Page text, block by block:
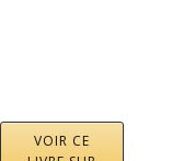
VOIR CE